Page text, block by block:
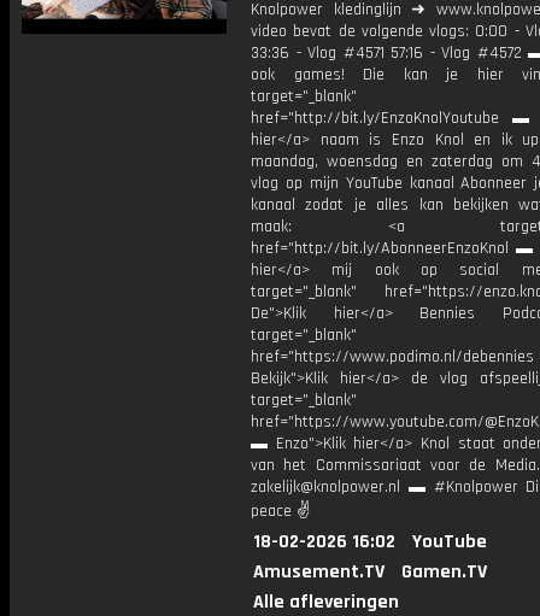
Knolpower kledinglijn ➜
video bevat de volgende vlogs: 0:00 -
33:36 - Vlog #4571 57:16 - Vlog #4572
ook games! Die kan je hier
target="_blank"
href="http://bit.ly/EnzoKnolYoutube ▬
hier</a> naam is Enzo Knol en ik
maandag, woensdag en zaterdag om
vlog op mijn YouTube kanaal Abonneer
kanaal zodat je alles kan bekijken
maak: <a
href="http://bit.ly/AbonneerEnzoKnol ▬
hier</a> mij ook op social
target="_blank" href="https://
De">Klik hier</a> Bennies
target="_blank"
href="https://www.podimo.nl/debennies
Bekijk">Klik hier</a> de vlog
target="_blank"
href="https://www.youtube.com/
▬ Enzo">Klik hier</a> Knol staat
van het Commissariaat voor de
zakelijk@knolpower.nl ▬ #Knolpower
peace ✌
18-02-2026 16:02
YouTube
Amusement.TV
Gamen.TV
Alle afleveringen